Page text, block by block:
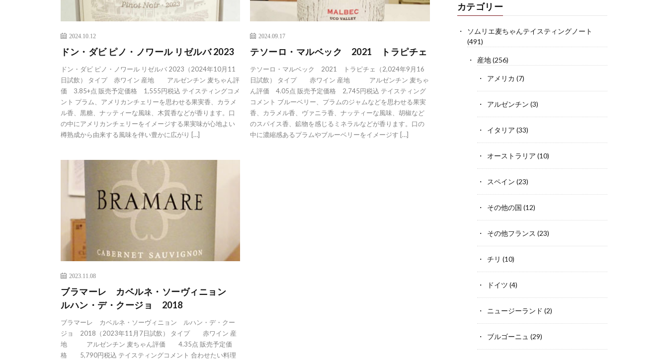
2024.10.12
ドン・ダビ ピノ・ノワール リゼルバ 2023
ドン・ダビ ピノ・ノワール リゼルバ 2023（2024年10月11
日試飲） タイプ 赤ワイン 産地 アルゼンチン 麦ちゃん評
価 3.85+点 販売予定価格 1,555円税込 テイスティングコメ
ント プラム、アメリカンチェリーを思わせる果実香、カラメ
ル香、黒糖、ナッティーな風味、木質香などが香ります。口
の中にアメリカンチェリーをイメージする果実味が心地よい
樽熟成から由来する風味を伴い豊かに広がり […]
2024.09.17
テソーロ・マルベック 2021 トラピチェ
テソーロ・マルベック 2021 トラピチェ（2,024年9月16
日試飲） タイプ 赤ワイン 産地 アルゼンチン 麦ちゃ
ん評価 4.05点 販売予定価格 2,745円税込 テイスティング
コメント ブルーベリー、プラムのジャムなどを思わせる果実
香、カラメル香、ヴァニラ香、ナッティーな風味、胡椒など
のスパイス香、鉱物を感じるミネラルなどが香ります。口の
中に濃縮感あるプラムやブルーベリーをイメージす […]
2023.11.08
ブラマーレ カベルネ・ソーヴィニョン
ルハン・デ・クージョ 2018
ブラマーレ カベルネ・ソーヴィニョン ルハン・デ・クー
ジョ 2018（2023年11月7日試飲） タイプ 赤ワイン 産
地 アルゼンチン 麦ちゃん評価 4.35点 販売予定価
格 5,790円税込 テイスティングコメント 合わせたい料理
カテゴリー
ソムリエ麦ちゃんテイスティングノート
(491)
産地(256)
アメリカ (7)
アルゼンチン (3)
イタリア (33)
オーストラリア (10)
スペイン (23)
その他の国 (12)
その他フランス (23)
チリ (10)
ドイツ (4)
ニュージーランド (2)
ブルゴーニュ (29)